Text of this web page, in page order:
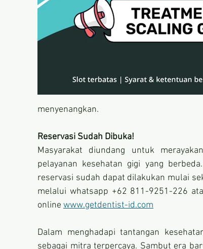
menyenangkan.
Reservasi Sudah Dibuka!
Masyarakat diundang untuk
pelayanan kesehatan gigi yang
reservasi sudah dapat dilakukan mulai
melalui whatsapp +62 811-9251-226
online www.getdentist-id.com
Dalam menghadapi tantangan
sebagai mitra terpercaya. Sambut era